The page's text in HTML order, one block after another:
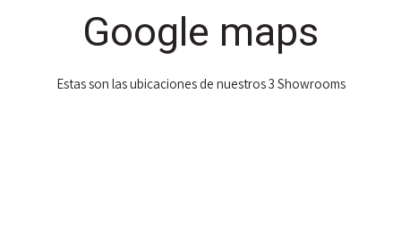
Google maps
Estas son las ubicaciones de nuestros 3 Showrooms